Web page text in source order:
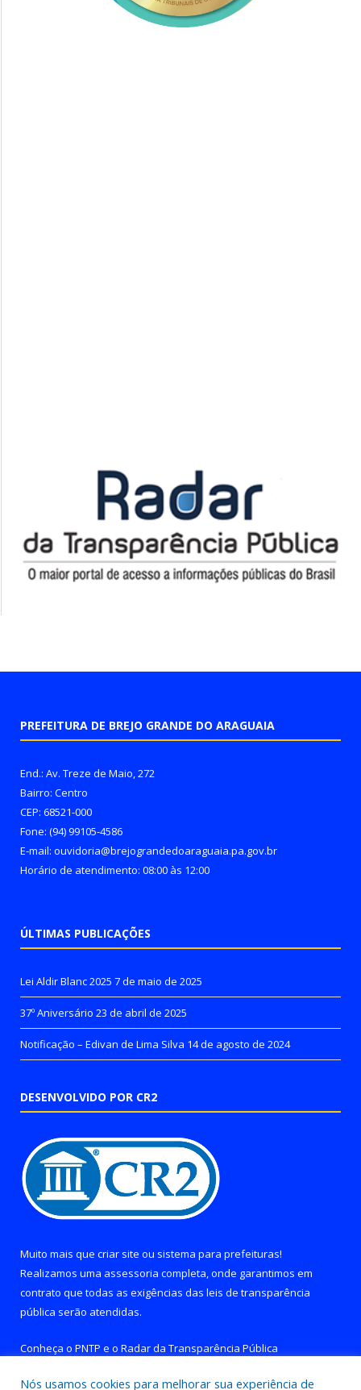
PREFEITURA DE BREJO GRANDE DO ARAGUAIA
End.: Av. Treze de Maio, 272
Bairro: Centro
CEP: 68521-000
Fone: (94) 99105-4586
E-mail: ouvidoria@brejograndedoaraguaia.pa.gov.br
Horário de atendimento: 08:00 às 12:00
ÚLTIMAS PUBLICAÇÕES
Lei Aldir Blanc 2025 7 de maio de 2025
37º Aniversário 23 de abril de 2025
Notificação – Edivan de Lima Silva 14 de agosto de 2024
DESENVOLVIDO POR CR2
Muito mais que criar site ou sistema para prefeituras!
Realizamos uma assessoria completa, onde garantimos em
contrato que todas as exigências das leis de transparência
pública serão atendidas.
Conheça o PNTP e o Radar da Transparência Pública
Nós usamos cookies para melhorar sua experiência de